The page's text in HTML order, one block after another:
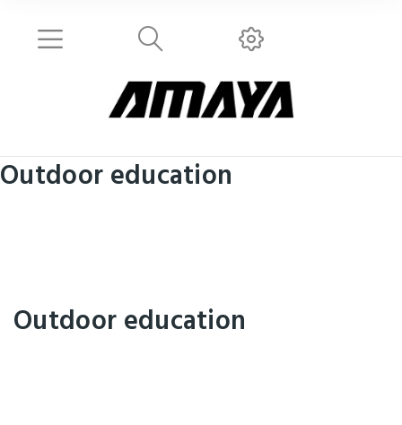
Outdoor education
Outdoor education